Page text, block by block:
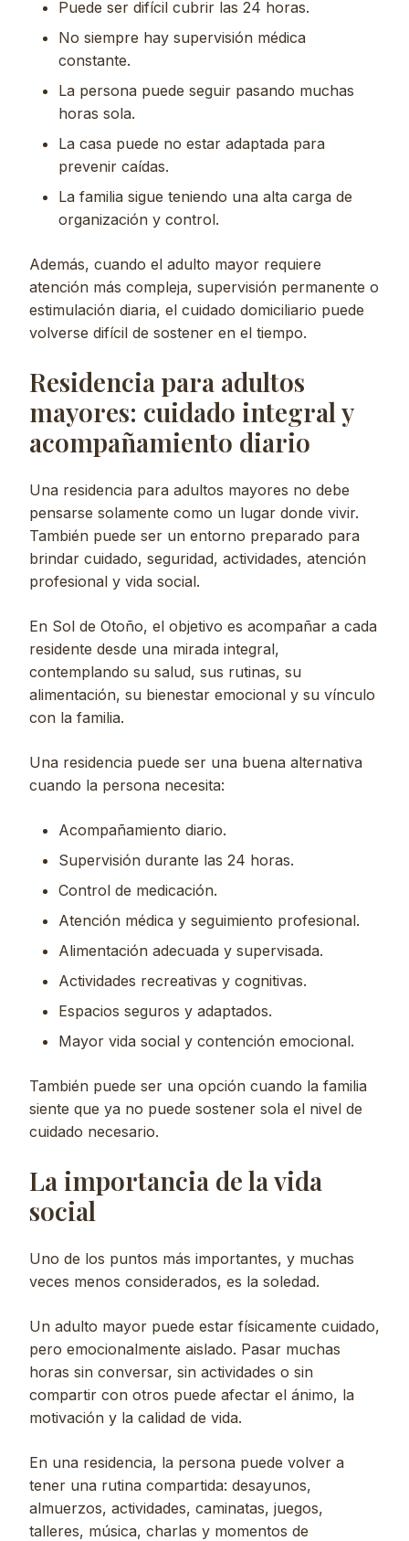
Puede ser difícil cubrir las 24 horas.
No siempre hay supervisión médica
constante.
La persona puede seguir pasando muchas
horas sola.
La casa puede no estar adaptada para
prevenir caídas.
La familia sigue teniendo una alta carga de
organización y control.
Además, cuando el adulto mayor requiere
atención más compleja, supervisión permanente o
estimulación diaria, el cuidado domiciliario puede
volverse difícil de sostener en el tiempo.
Residencia para adultos
mayores: cuidado integral y
acompañamiento diario
Una residencia para adultos mayores no debe
pensarse solamente como un lugar donde vivir.
También puede ser un entorno preparado para
brindar cuidado, seguridad, actividades, atención
profesional y vida social.
En Sol de Otoño, el objetivo es acompañar a cada
residente desde una mirada integral,
contemplando su salud, sus rutinas, su
alimentación, su bienestar emocional y su vínculo
con la familia.
Una residencia puede ser una buena alternativa
cuando la persona necesita:
Acompañamiento diario.
Supervisión durante las 24 horas.
Control de medicación.
Atención médica y seguimiento profesional.
Alimentación adecuada y supervisada.
Actividades recreativas y cognitivas.
Espacios seguros y adaptados.
Mayor vida social y contención emocional.
También puede ser una opción cuando la familia
siente que ya no puede sostener sola el nivel de
cuidado necesario.
La importancia de la vida
social
Uno de los puntos más importantes, y muchas
veces menos considerados, es la soledad.
Un adulto mayor puede estar físicamente cuidado,
pero emocionalmente aislado. Pasar muchas
horas sin conversar, sin actividades o sin
compartir con otros puede afectar el ánimo, la
motivación y la calidad de vida.
En una residencia, la persona puede volver a
tener una rutina compartida: desayunos,
almuerzos, actividades, caminatas, juegos,
talleres, música, charlas y momentos de